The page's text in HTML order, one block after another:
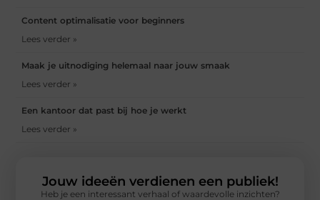
Content optimalisatie voor beginners
Lees verder »
Maak je uitnodiging helemaal naar jouw smaak
Lees verder »
Een kantoor dat past bij hoe je werkt
Lees verder »
Jouw ideeën verdienen een publiek!
Heb je een interessant verhaal of waardevolle inzichten?